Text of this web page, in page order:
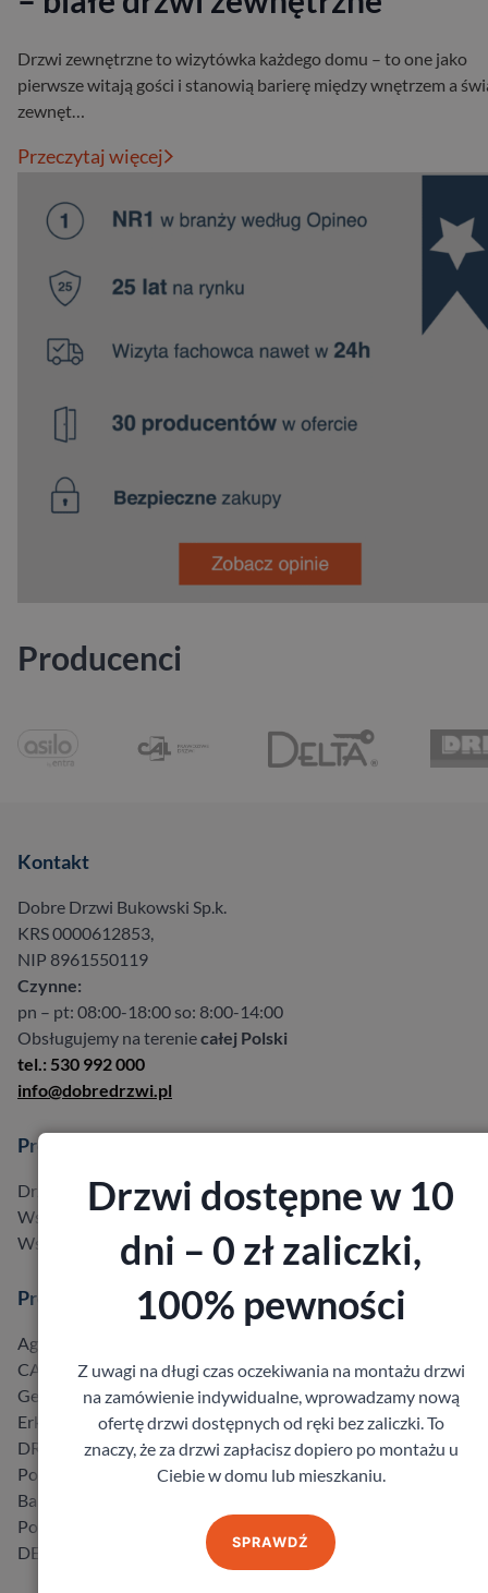
Drzwi zewnętrzne to wizytówka każdego domu – to one jako
pierwsze witają gości i stanowią barierę między wnętrzem a
zewnęt…
Przeczytaj więcej
Producenci
Kontakt
Dobre Drzwi Bukowski Sp.k.
KRS 0000612853,
NIP 8961550119
Czynne:
pn – pt: 08:00-18:00 so: 8:00-14:00
Obsługujemy na tereniecałej Polski
tel.: 530 992 000
info@dobredrzwi.pl
Produkty
Drzwi w promocji do -40%
Wszystkie produkty
Wszyscy producenci
Producenci
Agmar
CAL
Gerda
Erkado
DRE
Porta
Barański
Pol-Skone
DELTA
Drzwi dostępne w 10
dni – 0 zł zaliczki,
100% pewności
Z uwagi na długi czas oczekiwania na montażu drzwi
na zamówienie indywidualne, wprowadzamy nową
ofertę drzwi dostępnych od ręki bez zaliczki. To
znaczy, że za drzwi zapłacisz dopiero po montażu u
Ciebie w domu lub mieszkaniu.
SPRAWDŹ